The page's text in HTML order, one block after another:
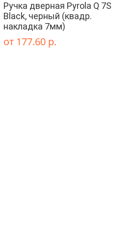
Ручка дверная Pyrola Q 7S
Black, черный (квадр.
накладка 7мм)
от 177.60 р.